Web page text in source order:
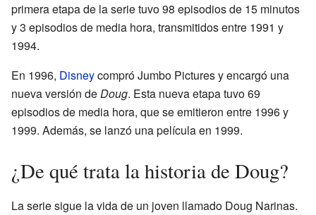
primera etapa de la serie tuvo 98 episodios de 15 minutos
y 3 episodios de media hora, transmitidos entre 1991 y
1994.
En 1996, Disneycompró Jumbo Pictures y encargó una
nueva versión deDoug. Esta nueva etapa tuvo 69
episodios de media hora, que se emitieron entre 1996 y
1999. Además, se lanzó una película en 1999.
¿De qué trata la historia de Doug?
La serie sigue la vida de un joven llamado Doug Narinas.